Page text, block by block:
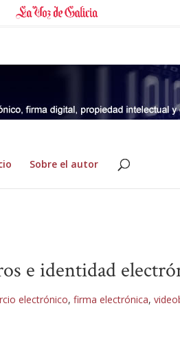
Sobre el autor
e identidad
electrónico,firma electrónica,